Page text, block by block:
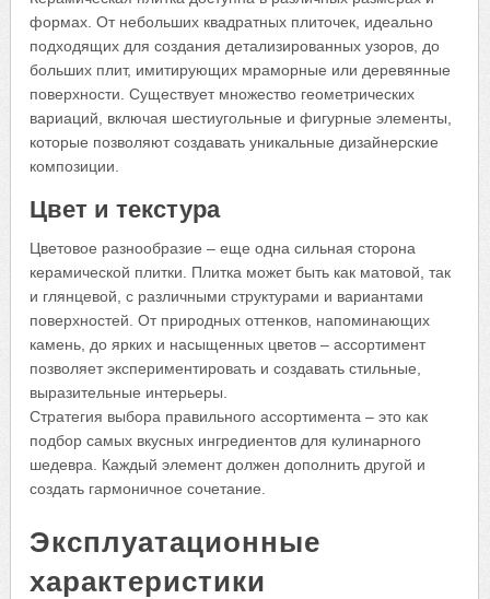
формах. От небольших квадратных плиточек, идеально
подходящих для создания детализированных узоров, до
больших плит, имитирующих мраморные или деревянные
поверхности. Существует множество геометрических
вариаций, включая шестиугольные и фигурные элементы,
которые позволяют создавать уникальные дизайнерские
композиции.
Цвет и текстура
Цветовое разнообразие – еще одна сильная сторона
керамической плитки. Плитка может быть как матовой, так
и глянцевой, с различными структурами и вариантами
поверхностей. От природных оттенков, напоминающих
камень, до ярких и насыщенных цветов – ассортимент
позволяет экспериментировать и создавать стильные,
выразительные интерьеры.
Стратегия выбора правильного ассортимента – это как
подбор самых вкусных ингредиентов для кулинарного
шедевра. Каждый элемент должен дополнить другой и
создать гармоничное сочетание.
Эксплуатационные
характеристики